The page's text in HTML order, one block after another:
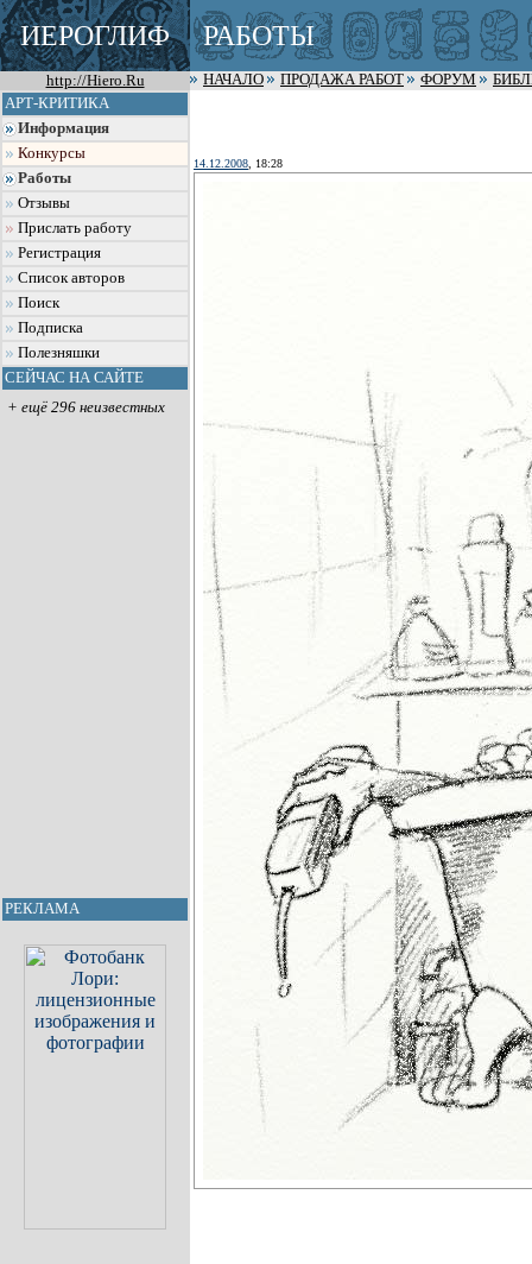
ИЕРОГЛИФ РАБОТЫ
http://Hiero.Ru НАЧАЛО ПРОДАЖА РАБОТ ФОРУМ
АРТ-КРИТИКА
Информация
Конкурсы
Работы
Отзывы
Прислать работу
Регистрация
Список авторов
Поиск
Подписка
Полезняшки
СЕЙЧАС НА САЙТЕ
+ ещё 296 неизвестных
РЕКЛАМА
14.12.2008 , 18:28